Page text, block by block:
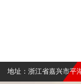
地址：浙江省嘉兴市平